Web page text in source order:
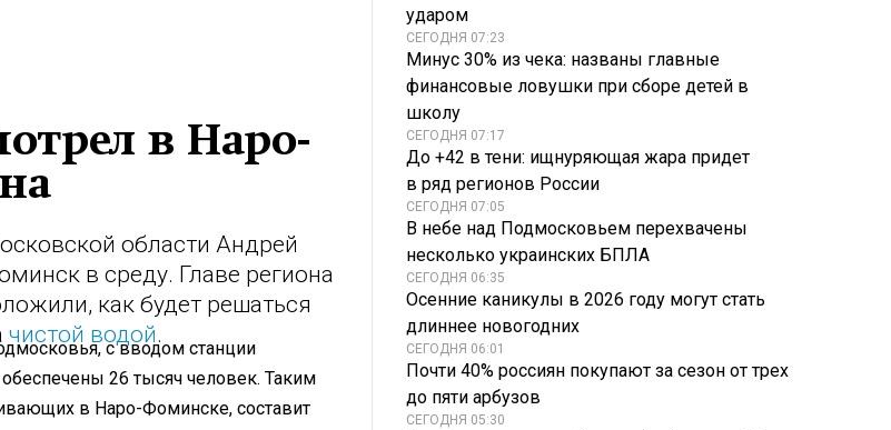
в Наро-
области Андрей
в среду. Главе региона
как будет решаться
чистой водой.
с вводом станции
26 тысяч человек. Таким
в Наро-Фоминске, составит
ударом
СЕГОДНЯ 07:23
Минус 30% из чека: названы главные
финансовые ловушки при сборе детей в
школу
СЕГОДНЯ 07:17
До +42 в тени: ищнуряющая жара придет
в ряд регионов России
СЕГОДНЯ 07:05
В небе над Подмосковьем перехвачены
несколько украинских БПЛА
СЕГОДНЯ 06:35
Осенние каникулы в 2026 году могут стать
длиннее новогодних
СЕГОДНЯ 06:01
Почти 40% россиян покупают за сезон от трех
до пяти арбузов
СЕГОДНЯ 05:30